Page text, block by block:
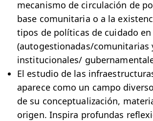
mecanismo de circulación de
base comunitaria o a la
tipos de políticas de cuidado
(autogestionadas/comunitarias
institucionales/
El estudio de las
aparece como un campo
de su conceptualización,
origen. Inspira profundas